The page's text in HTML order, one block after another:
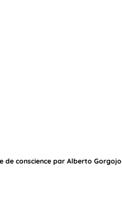
de conscience par Alberto Gorgojo